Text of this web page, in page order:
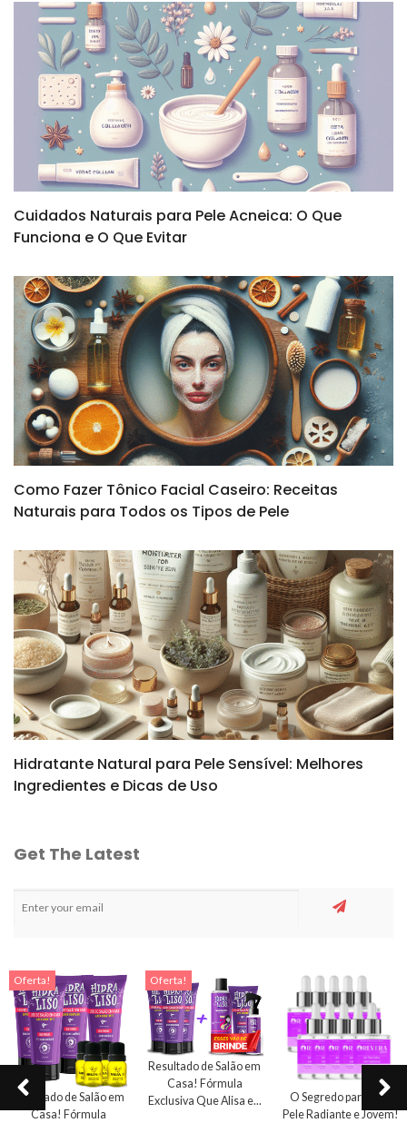
Cuidados Naturais para Pele Acneica: O Que
Funciona e O Que Evitar
Como Fazer Tônico Facial Caseiro: Receitas
Naturais para Todos os Tipos de Pele
Hidratante Natural para Pele Sensível: Melhores
Ingredientes e Dicas de Uso
Get The Latest
Oferta!
Resultado de Salão em
Casa! Fórmula
Oferta!
Resultado de Salão em
Casa! Fórmula
Exclusiva Que Alisa e...
O Segredo para uma
Pele Radiante e Jovem!